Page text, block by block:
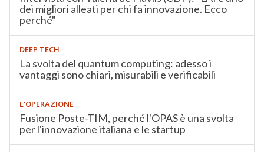
dei migliori alleati per chi fa innovazione. Ecco
perché"
DEEP TECH
La svolta del quantum computing: adesso i
vantaggi sono chiari, misurabili e verificabili
L'OPERAZIONE
Fusione Poste-TIM, perché l'OPAS è una svolta
per l'innovazione italiana e le startup